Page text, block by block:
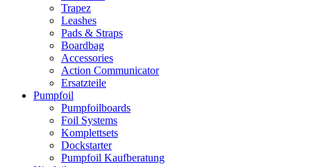
Trapez
Leashes
Pads & Straps
Boardbag
Accessories
Action Communicator
Ersatzteile
Pumpfoil
Pumpfoilboards
Foil Systems
Komplettsets
Dockstarter
Pumpfoil Kaufberatung